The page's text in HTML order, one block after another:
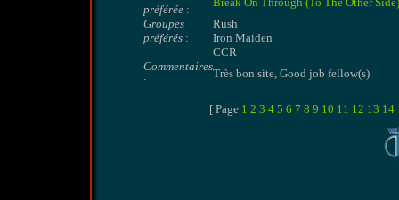
préférée :
Groupes
préférés :
Rush
Iron Maiden
CCR
Commentaires
:
Très bon site, Good job fellow(s)
[ Page 1 2 3 4 5 6 7 8 9 10 11 12 13 14